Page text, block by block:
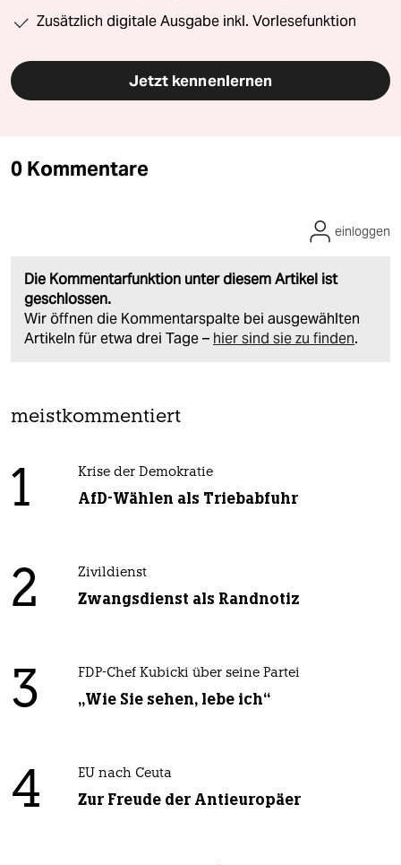
Zusätzlich digitale Ausgabe inkl. Vorlesefunktion
Jetzt kennenlernen
0 Kommentare
Die Kommentarfunktion unter diesem Artikel ist
geschlossen.
Wir öffnen die Kommentarspalte bei ausgewählten
Artikeln für etwa drei Tage – hier sind sie zu finden.
einloggen
meistkommentiert
1 Krise der Demokratie
AfD-Wählen als Triebabfuhr
2 Zivildienst
Zwangsdienst als Randnotiz
3 FDP-Chef Kubicki über seine Partei
„Wie Sie sehen, lebe ich“
4 EU nach Ceuta
Zur Freude der Antieuropäer